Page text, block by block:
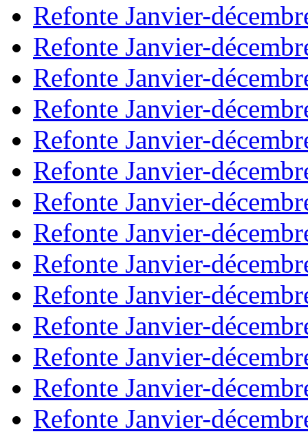
Refonte Janvier-
Refonte Janvier-
Refonte Janvier-
Refonte Janvier-
Refonte Janvier-
Refonte Janvier-
Refonte Janvier-
Refonte Janvier-
Refonte Janvier-
Refonte Janvier-
Refonte Janvier-
Refonte Janvier-
Refonte Janvier-
Refonte Janvier-